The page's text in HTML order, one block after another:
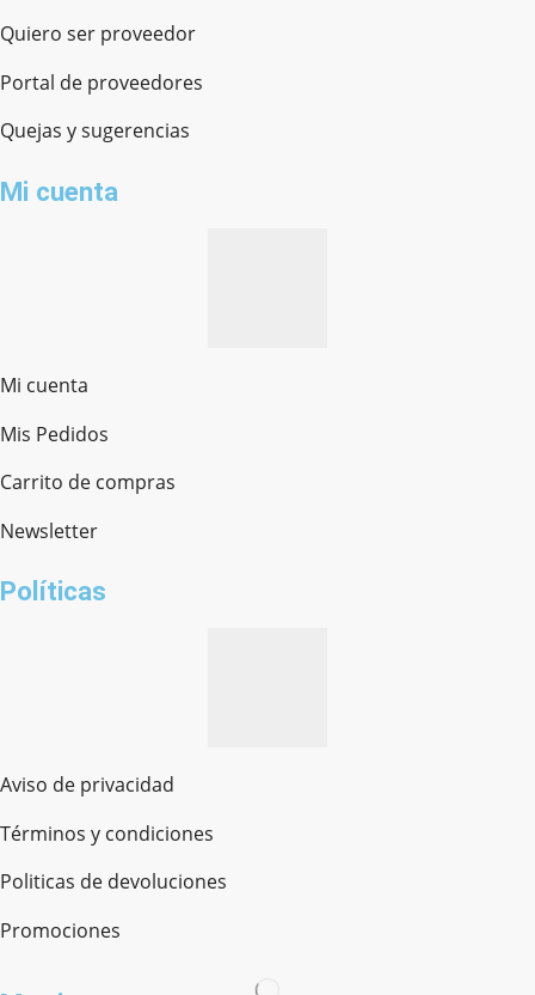
Quiero ser proveedor
Portal de proveedores
Quejas y sugerencias
Mi cuenta
Mi cuenta
Mis Pedidos
Carrito de compras
Newsletter
Políticas
Aviso de privacidad
Términos y condiciones
Politicas de devoluciones
Promociones